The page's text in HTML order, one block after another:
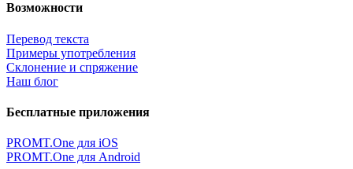
Возможности
Перевод текста
Примеры употребления
Склонение и спряжение
Наш блог
Бесплатные приложения
PROMT.One для iOS
PROMT.One для Android